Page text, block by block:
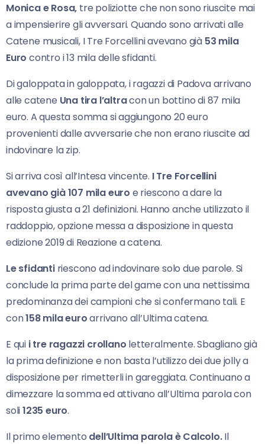
Monica e Rosa, tre poliziotte che non sono riuscite mai
a impensierire gli avversari. Quando sono arrivati alle
Catene musicali, I Tre Forcellini avevano già 53 mila
Euro contro i 13 mila delle sfidanti.
Di galoppata in galoppata, i ragazzi di Padova arrivano
alle catene Una tira l’altracon un bottino di 87 mila
euro. A questa somma si aggiungono 20 euro
provenienti dalle avversarie che non erano riuscite ad
indovinare la zip.
Si arriva così all’Intesa vincente. I Tre Forcellini
avevano già 107 mila euro e riescono a dare la
risposta giusta a 21 definizioni. Hanno anche utilizzato il
raddoppio, opzione messa a disposizione in questa
edizione 2019 di Reazione a catena.
Le sfidantiriescono ad indovinare solo due parole. Si
conclude la prima parte del game con una nettissima
predominanza dei campioni che si confermano tali. E
con158 mila euroarrivano all’Ultima catena.
E qui i tre ragazzi crollano letteralmente. Sbagliano già
la prima definizione e non basta l’utilizzo dei due jolly a
disposizione per rimetterli in gareggiata. Continuano a
dimezzare la somma ed attivano all’Ultima parola con
soli1235 euro.
Il primo elemento dell’Ultima parola è Calcolo.Il